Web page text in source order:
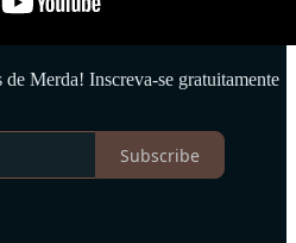
Merda! Inscreva-se gratuitamente
Subscribe